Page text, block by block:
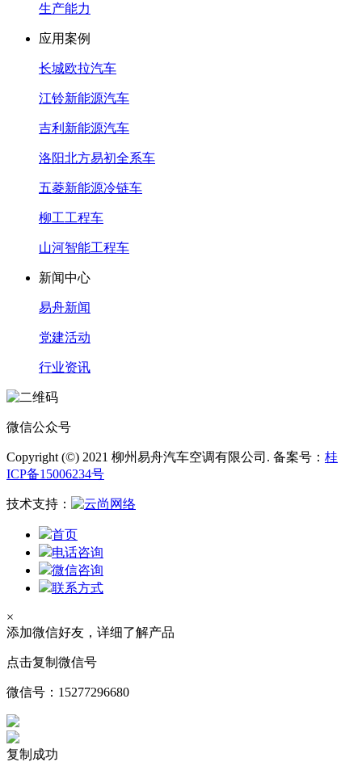
生产能力
应用案例
长城欧拉汽车
江铃新能源汽车
吉利新能源汽车
洛阳北方易初全系车
五菱新能源冷链车
柳工工程车
山河智能工程车
新闻中心
易舟新闻
党建活动
行业资讯
微信公众号
Copyright (©) 2021 柳州易舟汽车空调有限公司. 备案号： 桂
ICP备15006234号
技术支持：
首页
电话咨询
微信咨询
联系方式
×
添加微信好友，详细了解产品
点击复制微信号
微信号： 15277296680
复制成功